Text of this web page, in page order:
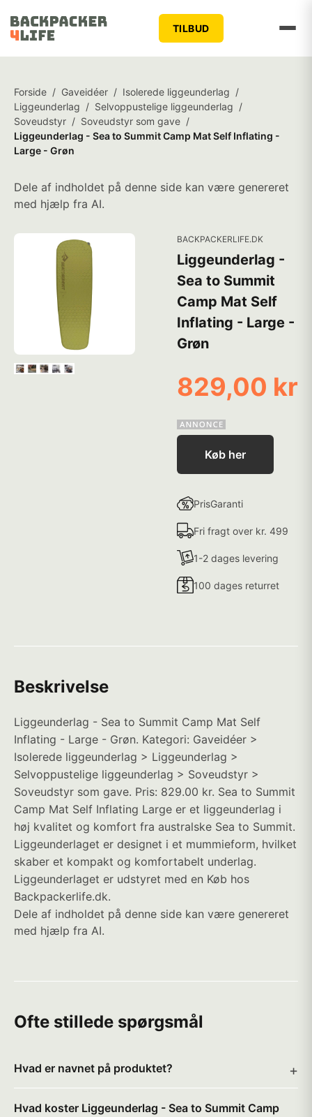
TILBUD
Forside / Gaveidéer / Isolerede liggeunderlag /
Liggeunderlag / Selvoppustelige liggeunderlag /
Soveudstyr / Soveudstyr som gave /
Liggeunderlag - Sea to Summit Camp Mat Self Inflating -
Large - Grøn
Dele af indholdet på denne side kan være genereret
med hjælp fra AI.
BACKPACKERLIFE.DK
Liggeunderlag -
Sea to Summit
Camp Mat Self
Inflating - Large -
Grøn
829,00 kr
Køb her
PrisGaranti
Fri fragt over kr. 499
1-2 dages levering
100 dages returret
Beskrivelse
Liggeunderlag - Sea to Summit Camp Mat Self
Inflating - Large - Grøn. Kategori: Gaveidéer >
Isolerede liggeunderlag > Liggeunderlag >
Selvoppustelige liggeunderlag > Soveudstyr >
Soveudstyr som gave. Pris: 829.00 kr. Sea to Summit
Camp Mat Self Inflating Large er et liggeunderlag i
høj kvalitet og komfort fra australske Sea to Summit.
Liggeunderlaget er designet i et mummieform, hvilket
skaber et kompakt og komfortabelt underlag.
Liggeunderlaget er udstyret med en Køb hos
Backpackerlife.dk.
Dele af indholdet på denne side kan være genereret
med hjælp fra AI.
Ofte stillede spørgsmål
Hvad er navnet på produktet?
Hvad koster Liggeunderlag - Sea to Summit Camp